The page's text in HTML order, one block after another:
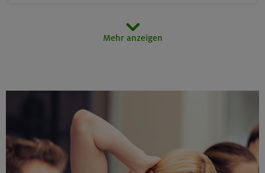
25.08./01./08.09.26
Aufbaukurs Klettern indoor (3 Termine)
Mehr anzeigen